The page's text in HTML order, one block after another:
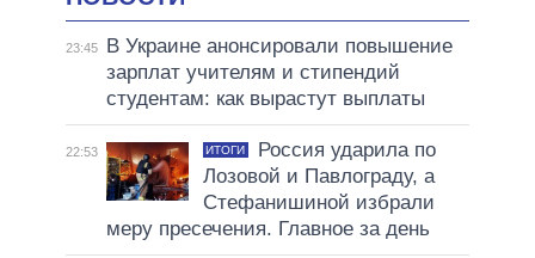
23:45
В Украине анонсировали повышение
зарплат учителям и стипендий
студентам: как вырастут выплаты
22:53 ИТОГИ
Россия ударила по
Лозовой и Павлограду, а
Стефанишиной избрали
меру пресечения. Главное за день